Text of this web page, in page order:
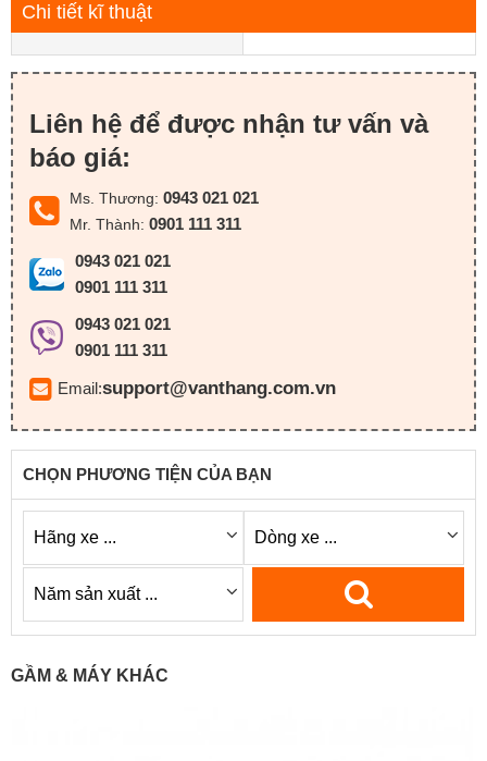
Chi tiết kĩ thuật
Liên hệ để được nhận tư vấn và
báo giá:
Ms. Thương: 0943 021 021
Mr. Thành: 0901 111 311
0943 021 021
0901 111 311
0943 021 021
0901 111 311
Email:support@vanthang.com.vn
CHỌN PHƯƠNG TIỆN CỦA BẠN
GẦM & MÁY KHÁC